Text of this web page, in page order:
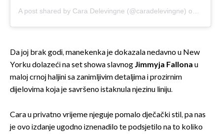
A post shared by Cara Delevingne (@caradelevingne) on
Da joj brak godi, manekenka je dokazala nedavno u New
Yorku dolazeći na set showa slavnogJimmyja Fallona u
maloj crnoj haljini sa zanimljivim detaljima i prozirnim
dijelovima koja je savršeno istaknula njezinu liniju.
Cara u privatno vrijeme njeguje pomalo dječački stil, pa nas
je ovo izdanje ugodno iznenadilo te podsjetilo na to koliko